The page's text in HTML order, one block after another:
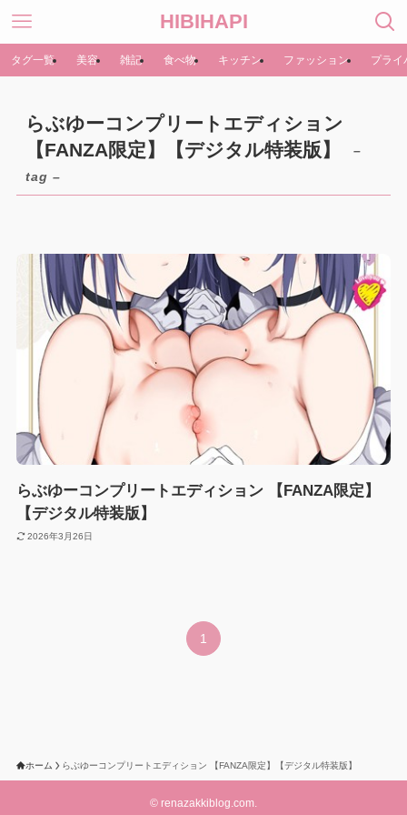
HIBIHAPI
タグ一覧 美容 雑記 食べ物 キッチン ファッション プライ
らぶゆーコンプリートエディション
【FANZA限定】【デジタル特装版】
–
tag –
らぶゆーコンプリートエディション 【FANZA限定】
【デジタル特装版】
2026年3月26日
1
ホーム らぶゆーコンプリートエディション 【FANZA限定】【デジタル特装版】
© renazakkiblog.com.